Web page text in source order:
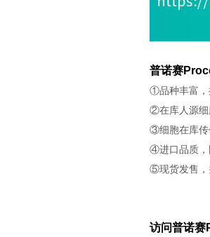
普诺赛
①品种丰富，
②在库人源细
③细胞在库传
④进口品质，
⑤现货发售，
访问普诺赛